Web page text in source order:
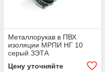
Металлорукав в ПВХ
изоляции МРПИ НГ 10
серый ЗЭТА
Цену уточняйте